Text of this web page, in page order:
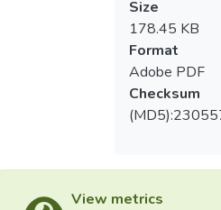
Size
178.45 KB
Format
Adobe PDF
Checksum
View metrics